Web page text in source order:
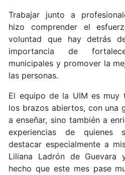
Trabajar junto a
hizo comprender el
voluntad que hay detrás
importancia de
municipales y promover la
las personas.
El equipo de la UIM es muy
los brazos abiertos, con una
a enseñar, sino también a
experiencias de quienes
destacar especialmente a
Liliana Ladrón de Guevara
hecho que este mes pase